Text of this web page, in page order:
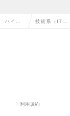
ハイク 技術系（IT・
利用規約